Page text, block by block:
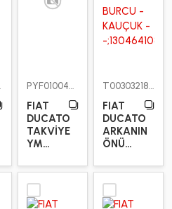
PYF010046802
FIAT
DUCATO
TAKVİYE
YM
KAT
T00303218000
FIAT
DUCATO
ARKANIN
ÖNÜ
BURCU -
KAUÇUK
-